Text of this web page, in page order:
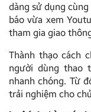
dàng sử dụng
báo vừa xem
tham gia giao
Thành thạo cách
người dùng thao
nhanh chóng. Từ
trải nghiệm cho